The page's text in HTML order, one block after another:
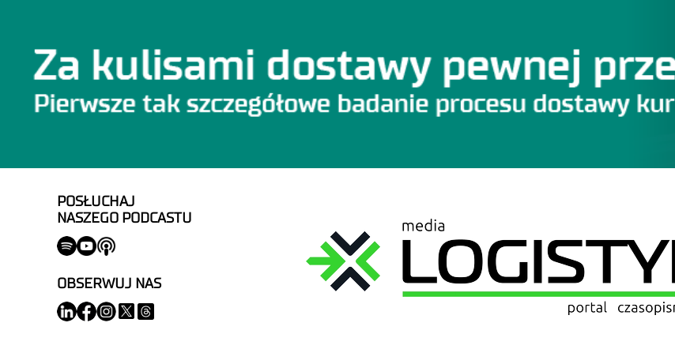
POSŁUCHAJ
NASZEGO PODCASTU
OBSERWUJ NAS